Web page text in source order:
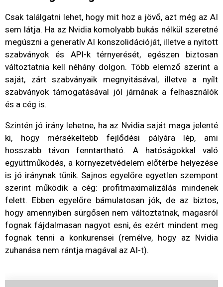
Csak találgatni lehet, hogy mit hoz a jövő, azt még az AI
sem látja. Ha az Nvidia komolyabb bukás nélkül szeretné
megúszni a generatív AI konszolidációját, illetve a nyitott
szabványok és API-k térnyerését, egészen biztosan
változtatnia kell néhány dolgon. Több elemző szerint a
saját, zárt szabványaik megnyitásával, illetve a nyílt
szabványok támogatásával jól járnának a felhasználók
és a cég is.
Szintén jó irány lehetne, ha az Nvidia saját maga jelenté
ki, hogy mérsékeltebb fejlődési pályára lép, ami
hosszabb távon fenntartható. A hatóságokkal való
együttműködés, a környezetvédelem előtérbe helyezése
is jó iránynak tűnik. Sajnos egyelőre egyetlen szempont
szerint működik a cég: profitmaximalizálás mindenek
felett. Ebben egyelőre bámulatosan jók, de az biztos,
hogy amennyiben sürgősen nem változtatnak, magasról
fognak fájdalmasan nagyot esni, és ezért mindent meg
fognak tenni a konkurensei (remélve, hogy az Nvidia
zuhanása nem rántja magával az AI-t).